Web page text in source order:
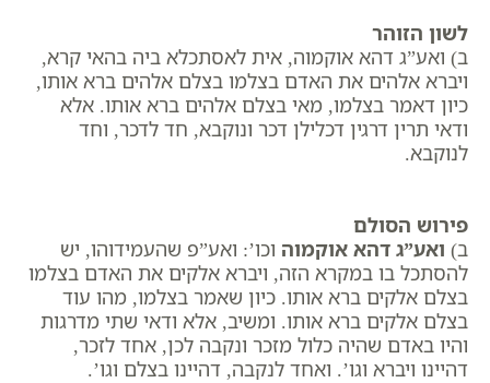
לשון הזוהר
ב) ואע”ג דהא אוקמוה, אית לאסתכלא ביה בהאי קרא,
ויברא אלהים את האדם בצלמו בצלם אלהים ברא אותו,
כיון דאמר בצלמו, מאי בצלם אלהים ברא אותו. אלא
ודאי תרין דרגין דכלילן דכר ונוקבא, חד לדכר, וחד
לנוקבא.
פירוש הסולם
ב) ואע”ג דהא אוקמוה וכו’: ואע”פ שהעמידוהו, יש
להסתכל בו במקרא הזה, ​ויברא אלקים את האדם בצלמו
בצלם אלקים ברא אותו. כיון שאמר בצלמו, מהו עוד
בצלם אלקים ברא אותו. ומשיב, אלא ודאי שתי מדרגות
והיו באדם שהיה כלול מזכר ונקבה לכן, אחד לזכר,
דהיינו ויברא וגו’. ואחד לנקבה, דהיינו בצלם וגו’.